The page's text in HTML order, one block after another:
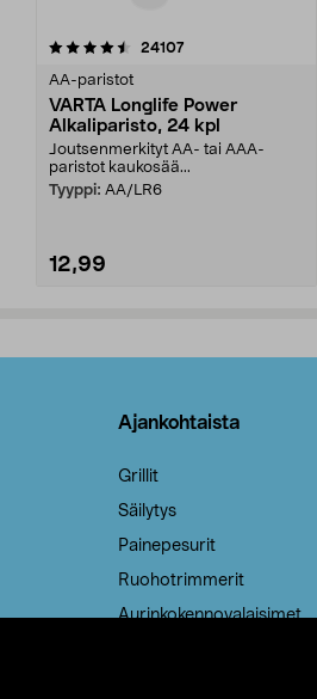
24107arvostelut
AA-paristot
VARTA Longlife Power
Alkaliparisto, 24 kpl
Joutsenmerkityt AA- tai AAA-
paristot kaukosää...
Tyyppi: AA/LR6
12,99
4.5viidestä
Ajankohtaista
Grillit
Säilytys
Painepesurit
Ruohotrimmerit
Aurinkokennovalaisimet